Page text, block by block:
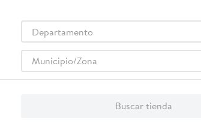
Departamento
Municipio/Zona
Buscar tienda